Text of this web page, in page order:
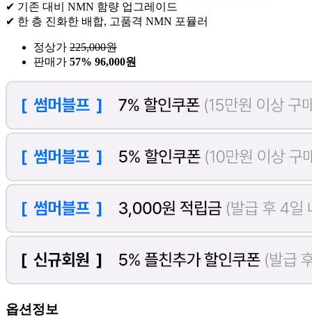
✔ 기존 대비 NMN 함량 업그레이드
✔ 한 층 진화한 배합, 고품격 NMN 포뮬러
정상가 225,000원
판매가 57% 96,000원
옵션정보